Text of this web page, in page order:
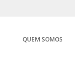
QUEM SOMOS